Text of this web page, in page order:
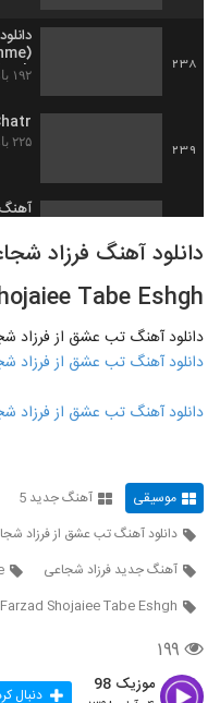
238
۱۹۲ بازدید
239
۲۲۵ بازدید
آهنگ
۱۹۷ بازدید
242
243
244 بس
Tabe Eshgh)
دانلود آهنگ تب عشق از فرزاد
دانلود آهنگ تب عشق از فرزاد
دانلود آهنگ تب عشق از فرزاد
موسیقی آهنگ جدید 5
دانلود آهنگ تب عشق از فرزاد
آهنگ جدید فرزاد شجاعی
Farzad Shojaiee Tabe Eshgh
۱۹۹
موزیک 98 دنبال